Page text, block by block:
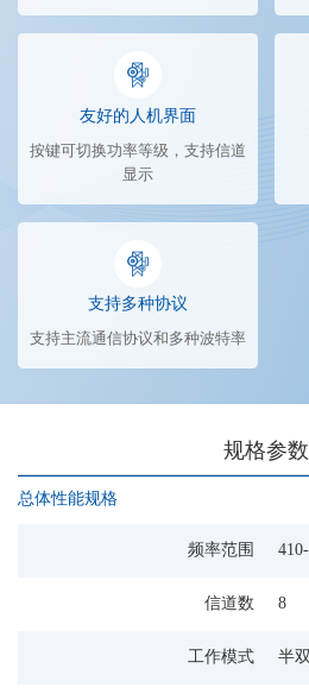
友好的人机界面
按键可切换功率等级，支持信道
显示
支持多种协议
支持主流通信协议和多种波特率
规格参数
总体性能规格
频率范围
信道数 8
工作模式 半